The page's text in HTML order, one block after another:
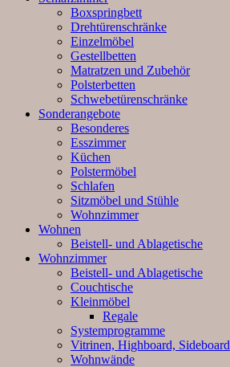
Boxspringbett
Drehtürenschränke
Einzelmöbel
Gestellbetten
Matratzen und Zubehör
Polsterbetten
Schwebetürenschränke
Sonderangebote
Besonderes
Esszimmer
Küchen
Polstermöbel
Schlafen
Sitzmöbel und Stühle
Wohnzimmer
Wohnen
Beistell- und Ablagetische
Wohnzimmer
Beistell- und Ablagetische
Couchtische
Kleinmöbel
Regale
Systemprogramme
Vitrinen, Highboard, Sideboard
Wohnwände